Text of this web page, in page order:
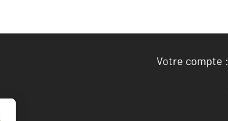
Votre compte :
Accéder